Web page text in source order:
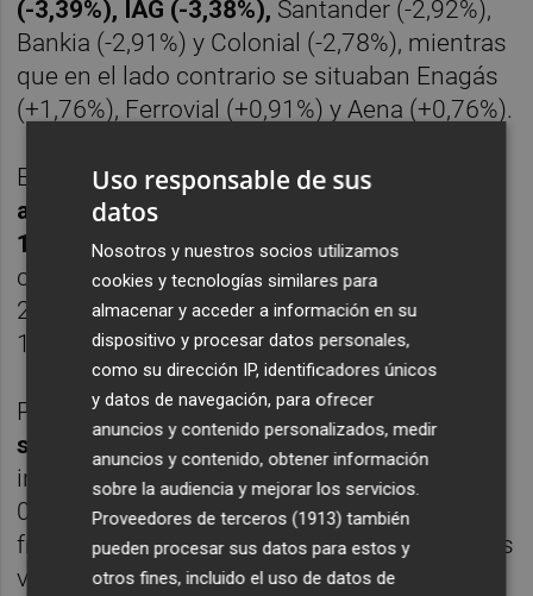
(-3,39%), IAG (-3,38%), Santander (-2,92%),
Bankia (-2,91%) y Colonial (-2,78%), mientras
que en el lado contrario se situaban Enagás
(+1,76%), Ferrovial (+0,91%) y Aena (+0,76%).
En este contexto,las bolsas europeas han
abierto la jornada con caídas superiores al
1%
para Francfort, París y Londres, tras
cerrar el Dow Jones con un descenso del
2,44% y el índice Nikkei, con una caída del
1,97%.
Por su parte,la prima de riesgo española se
situaba en 134 puntos básicos,con el
interés exigido al bono a diez años en el
0,8%, mientras que la cotización del euro
frente al dólar se colocaba en 1,0837 'billetes
verdes'
Uso responsable de sus
datos
Nosotros y nuestros socios utilizamos
cookies y tecnologías similares para
almacenar y acceder a información en su
dispositivo y procesar datos personales,
como su dirección IP, identificadores únicos
y datos de navegación, para ofrecer
anuncios y contenido personalizados, medir
anuncios y contenido, obtener información
sobre la audiencia y mejorar los servicios.
Proveedores de terceros (1913) también
pueden procesar sus datos para estos y
otros fines, incluido el uso de datos de